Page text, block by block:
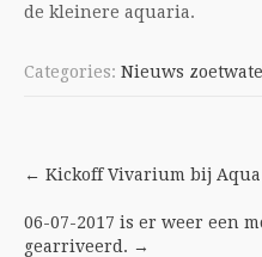
de kleinere aquaria.
Categories: Nieuws
Post
navigation
← Kickoff Vivarium bij
06-07-2017 is er weer een
gearriveerd. →